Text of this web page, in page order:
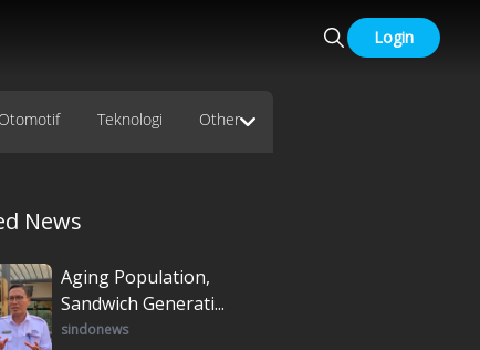
Login
Otomotif Teknologi Other
News
Aging Population,
Sandwich Generati...
sindonews